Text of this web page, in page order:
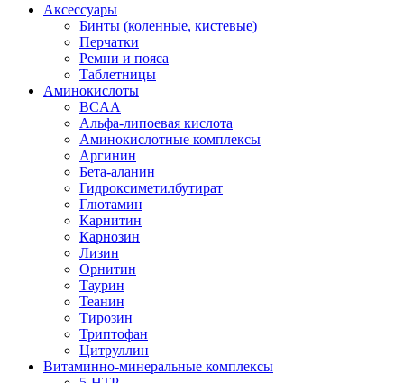
Аксессуары
Бинты (коленные, кистевые)
Перчатки
Ремни и пояса
Таблетницы
Аминокислоты
BCAA
Альфа-липоевая кислота
Аминокислотные комплексы
Аргинин
Бета-аланин
Гидроксиметилбутират
Глютамин
Карнитин
Карнозин
Лизин
Орнитин
Таурин
Теанин
Тирозин
Триптофан
Цитруллин
Витаминно-минеральные комплексы